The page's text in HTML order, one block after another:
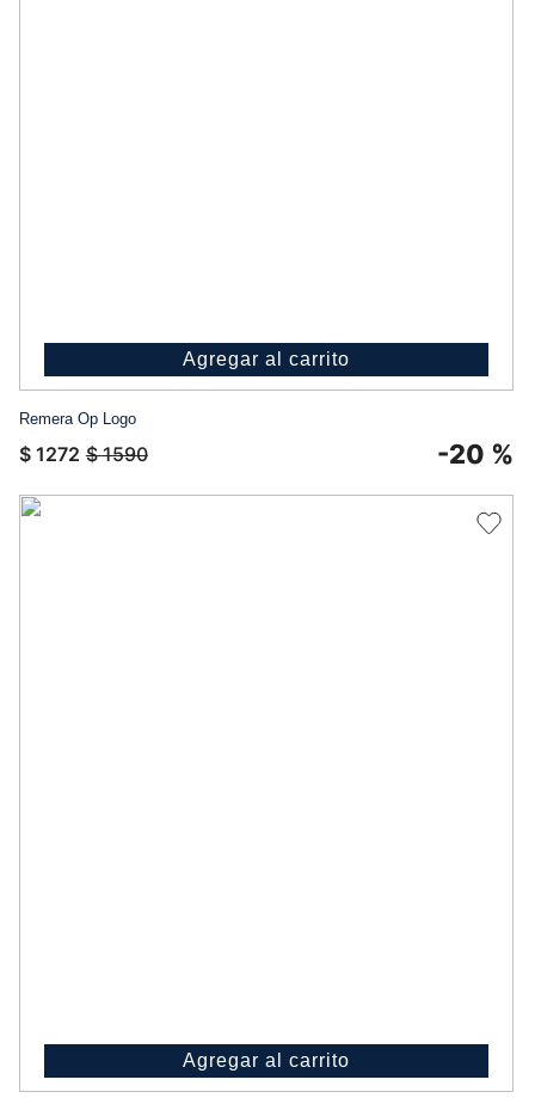
Agregar al carrito
Remera Op Logo
$ 1272 $ 1590 -20 %
Agregar al carrito